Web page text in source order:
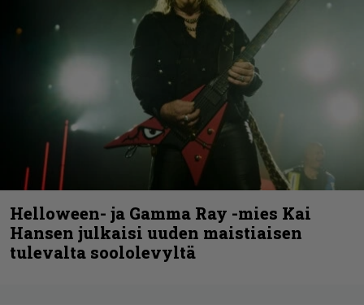
Helloween- ja Gamma Ray -mies Kai
Hansen julkaisi uuden maistiaisen
tulevalta soololevyltä